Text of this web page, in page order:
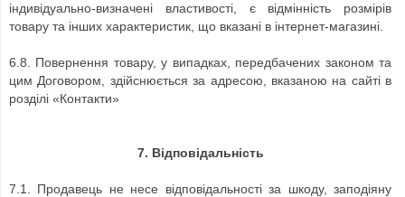
індивідуально-визначені властивості, є відмінність розмірів
товару та інших характеристик, що вказані в інтернет-магазині.
6.8.
Повернення товару, у випадках, передбачених законом та
цим Договором, здійснюється за адресою, вказаною на сайті в
розділі «Контакти»
7. Відповідальність
7.1.
Продавець не несе відповідальності за шкоду, заподіяну